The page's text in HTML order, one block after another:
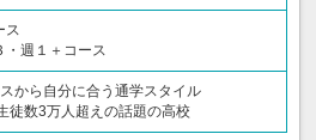
ス
・週１＋コース
から自分に合う通学スタイル
徒数3万人超えの話題の高校